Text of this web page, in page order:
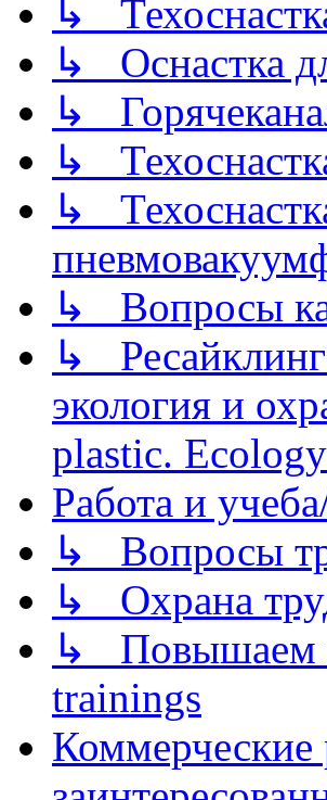
↳
↳ Оснастка
↳
↳
↳
↳ Вопросы
↳ Ресайклинг
экология и
plastic.
Работа и
↳ Вопросы
↳ Охрана
↳ Повышаем
trainings
Коммерческие